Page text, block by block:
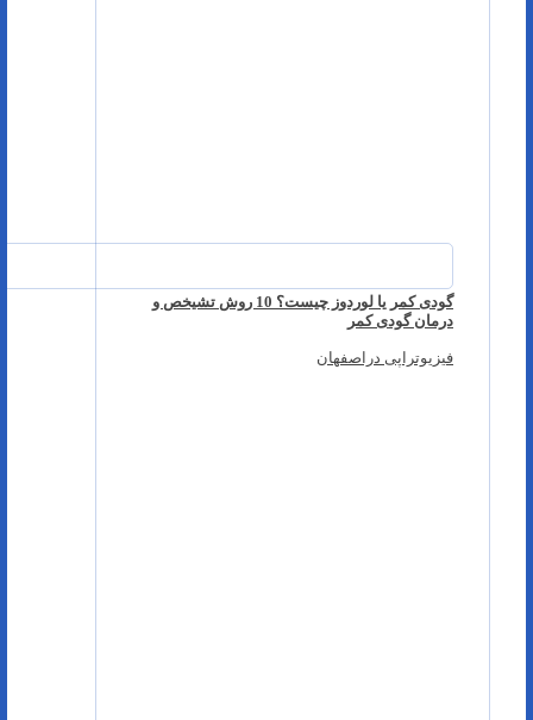
گودی کمر یا لوردوز چیست؟ 10 روش تشیخص و
درمان گودی کمر
فیزیوتراپی دراصفهان